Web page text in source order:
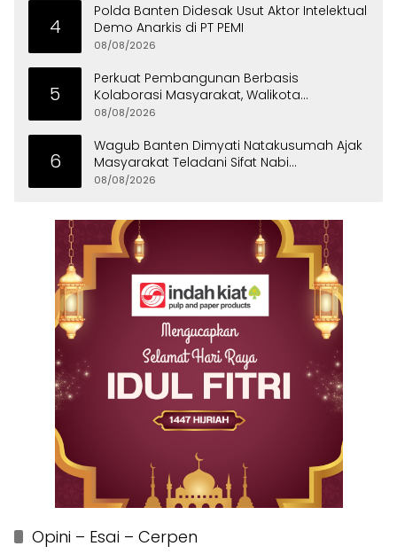
4
Polda Banten Didesak Usut Aktor Intelektual
Demo Anarkis di PT PEMI
08/08/2026
5
Perkuat Pembangunan Berbasis
Kolaborasi Masyarakat, Walikota
Tangerang Raih LPM Award 2026
08/08/2026
6
Wagub Banten Dimyati Natakusumah Ajak
Masyarakat Teladani Sifat Nabi
Muhammad
08/08/2026
Opini – Esai – Cerpen